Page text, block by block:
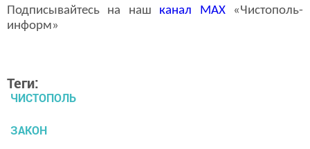
Подписывайтесь на наш канал MAX«Чистополь-
информ»
Теги:
ЧИСТОПОЛЬ
ЗАКОН